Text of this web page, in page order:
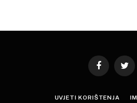
Facebook
UVJETI KORIŠTENJA